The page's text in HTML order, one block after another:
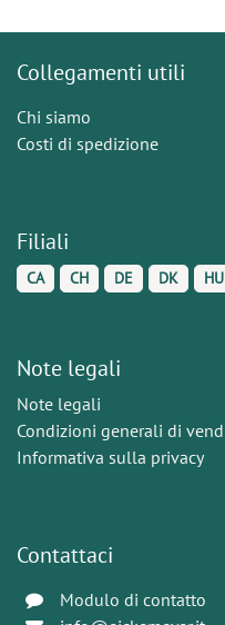
Collegamenti utili
Chi siamo
Costi di spedizione
Filiali
CA CH DE DK HU
Note legali
Note legali
Condizioni generali di
Informativa sulla privacy
Contattaci
Modulo di contatto